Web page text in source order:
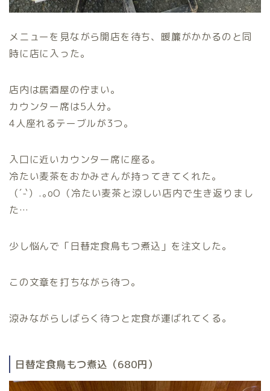
メニューを見ながら開店を待ち、暖簾がかかるのと同
時に店に入った。
店内は居酒屋の佇まい。
カウンター席は5人分。
4人座れるテーブルが3つ。
入口に近いカウンター席に座る。
冷たい麦茶をおかみさんが持ってきてくれた。
（´-`）.｡oO（冷たい麦茶と涼しい店内で生き返りまし
た…
少し悩んで「日替定食鳥もつ煮込」を注文した。
この文章を打ちながら待つ。
涼みながらしばらく待つと定食が運ばれてくる。
日替定食鳥もつ煮込（680円）